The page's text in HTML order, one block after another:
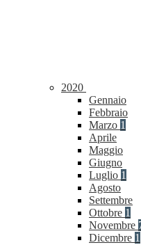
2020
Gennaio
Febbraio
Marzo 1
Aprile
Maggio
Giugno
Luglio 1
Agosto
Settembre
Ottobre 1
Novembre
Dicembre 1